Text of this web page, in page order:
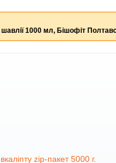
1000 мл, Бішофіт
zip-пакет 5000 г.